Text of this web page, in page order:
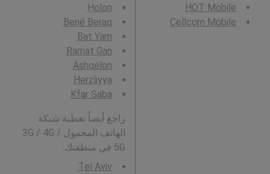
HOT Mobile
Cellcom Mobile
H̱olon
Bené Beraq
Bat Yam
Ramat Gan
Ashqelon
Herzliyya
Kfar Saba
راجع أيضاً تغطية شبكة
الهاتف المحمول 3G / 4G /
5G في منطقتك:
Tel Aviv